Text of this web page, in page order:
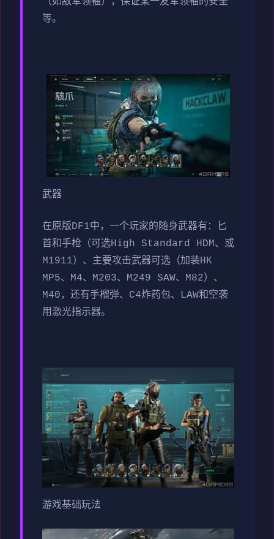
等。
武器
在原版DF1中，一个玩家的随身武器有：匕
首和手枪（可选High Standard HDM、或
M1911）、主要攻击武器可选（加装HK
MP5、M4、M203、M249 SAW、M82）、
M40，还有手榴弹、C4炸药包、LAW和空袭
用激光指示器。
游戏基础玩法